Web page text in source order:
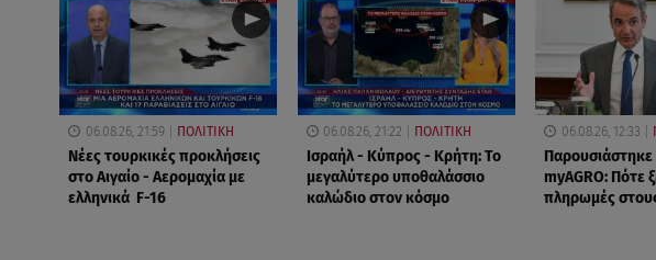
06.08.26, 21:59 ΠΟΛΙΤΙΚΗ
Νέες τουρκικές προκλήσεις
στο Αιγαίο - Αερομαχία με
ελληνικά F-16
06.08.26, 21:22 ΠΟΛΙΤΙΚΗ
Ισραήλ - Κύπρος - Κρήτη: Το
μεγαλύτερο υποθαλάσσιο
καλώδιο στον κόσμο
06.08.26, 12:33
myAGRO: Πότε
πληρωμές